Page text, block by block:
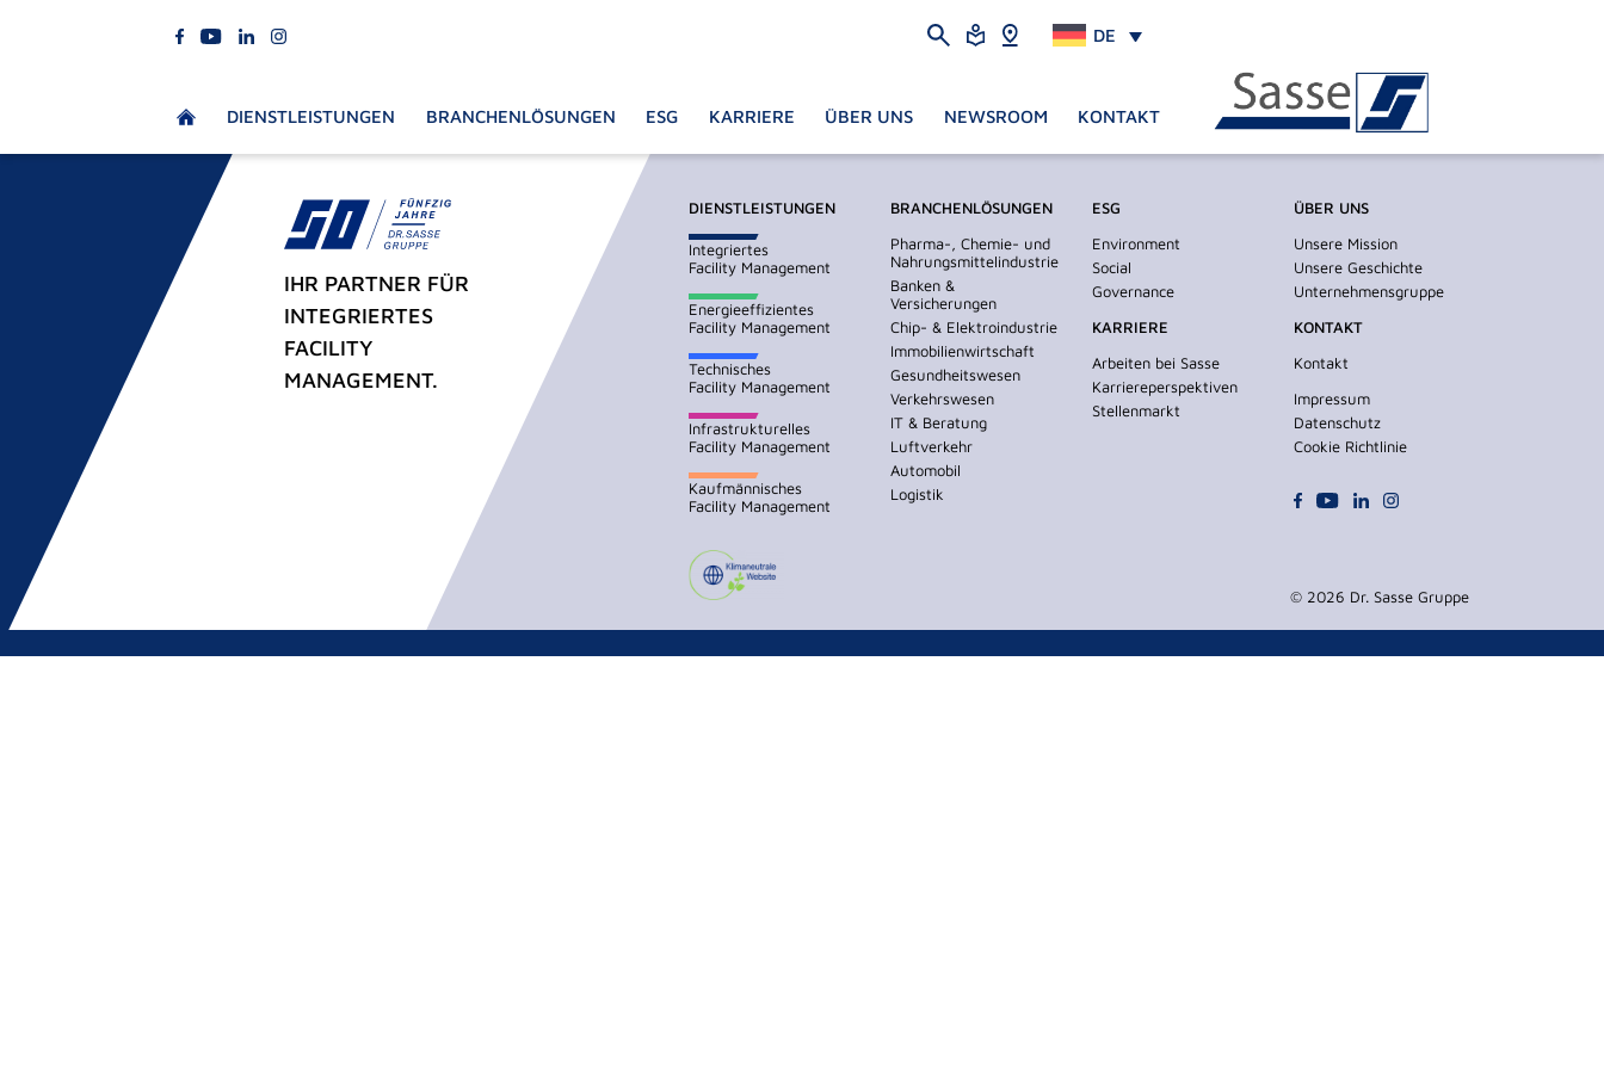
DE
DIENSTLEISTUNGEN BRANCHENLÖSUNGEN ESG KARRIERE ÜBER UNS NEWSROOM KONTAKT
IHR PARTNER FÜR
INTEGRIERTES
FACILITY
MANAGEMENT.
DIENSTLEISTUNGEN
Integriertes
Facility Management
Energieeffizientes
Facility Management
Technisches
Facility Management
Infrastrukturelles
Facility Management
Kaufmännisches
Facility Management
BRANCHENLÖSUNGEN
Pharma-, Chemie- und
Nahrungsmittelindustrie
Banken &
Versicherungen
Chip- & Elektroindustrie
Immobilienwirtschaft
Gesundheitswesen
Verkehrswesen
IT & Beratung
Luftverkehr
Automobil
Logistik
ESG
Environment
Social
Governance
KARRIERE
Arbeiten bei Sasse
Karriereperspektiven
Stellenmarkt
ÜBER UNS
Unsere Mission
Unsere Geschichte
Unternehmensgruppe
KONTAKT
Kontakt
Impressum
Datenschutz
Cookie Richtlinie
© 2026 Dr. Sasse Gruppe